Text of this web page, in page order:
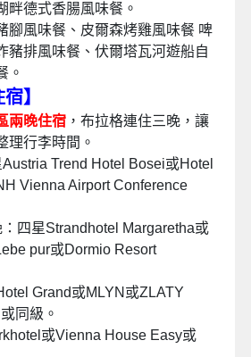
德式香腸風味餐。
腳風味餐、皮爾森烤雞風味餐 啤
豬排風味餐、伏爾塔瓦河遊船自
。
宿】
兩晚住宿，布拉格連住三晚，讓
理行李時間。
Trend Hotel Bosei或Hotel
Vienna Airport Conference
四星Strandhotel Margaretha或
pur或Dormio Resort
Grand或MLYN或ZLATY
同級。
或Vienna House Easy或